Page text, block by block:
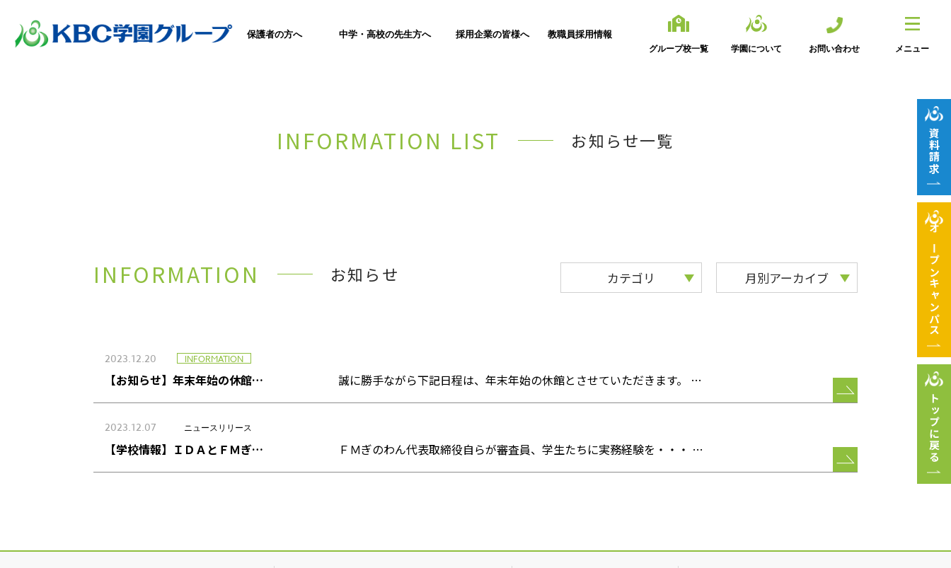
保護者の方へ 中学・高校の先生方へ 採用企業の皆様へ 教職員採用情報
グループ校一覧 学園について お問い合わせ メニュー
INFORMATION LIST お知らせ一覧
INFORMATION お知らせ カテゴリ 月別アーカイブ
2023.12.20 INFORMATION
【お知らせ】年末年始の休館… 誠に勝手ながら下記日程は、年末年始の休館とさせていただきます。 …
2023.12.07 ニュースリリース
【学校情報】ＩＤＡとＦＭぎ… ＦＭぎのわん代表取締役自らが審査員、学生たちに実務経験を・・・ …
資料請求
オープン
キャンパス
トップに戻る